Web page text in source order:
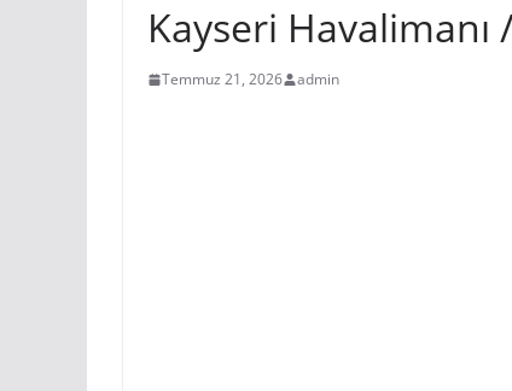
Kayseri
Temmuz 21, 2026 admin